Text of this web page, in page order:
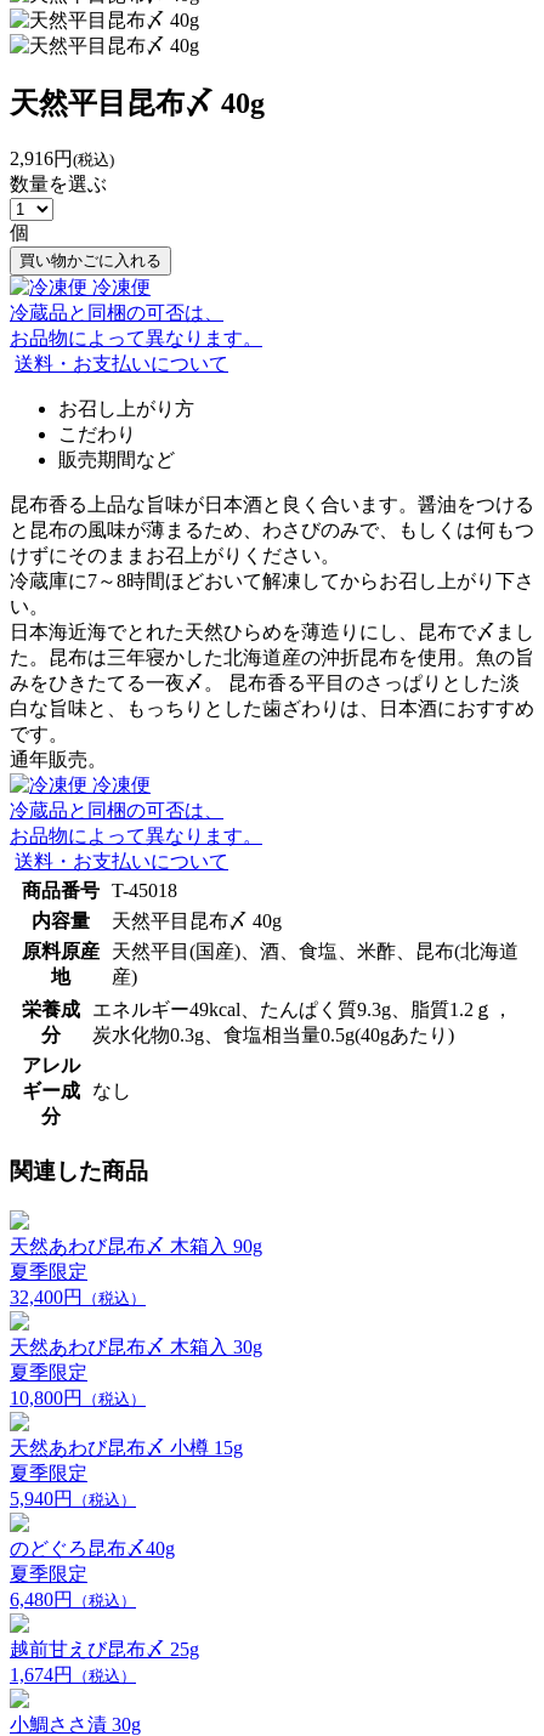
天然平目昆布〆 40g
2,916円 (税込)
数量を選ぶ
個
買い物かごに入れる
冷凍便
冷蔵品と同梱の可否は、
お品物によって異なります。
送料・お支払いについて
お召し上がり方
こだわり
販売期間など
昆布香る上品な旨味が日本酒と良く合います。醤油をつける
と昆布の風味が薄まるため、わさびのみで、もしくは何もつ
けずにそのままお召上がりください。
冷蔵庫に7～8時間ほどおいて解凍してからお召し上がり下さ
い。
日本海近海でとれた天然ひらめを薄造りにし、昆布で〆まし
た。昆布は三年寝かした北海道産の沖折昆布を使用。魚の旨
みをひきたてる一夜〆。 昆布香る平目のさっぱりとした淡
白な旨味と、もっちりとした歯ざわりは、日本酒におすすめ
です。
通年販売。
冷凍便
冷蔵品と同梱の可否は、
お品物によって異なります。
送料・お支払いについて
商品番号
T-45018
内容量
天然平目昆布〆 40g
原料原産
地
天然平目(国産)、酒、食塩、米酢、昆布(北海道
産)
栄養成
分
エネルギー49kcal、たんぱく質9.3g、脂質1.2ｇ，
炭水化物0.3g、食塩相当量0.5g(40gあたり)
アレル
ギー成
分
なし
関連した商品
天然あわび昆布〆 木箱入 90g
夏季限定
32,400円
（税込）
天然あわび昆布〆 木箱入 30g
夏季限定
10,800円
（税込）
天然あわび昆布〆 小樽 15g
夏季限定
5,940円
（税込）
のどぐろ昆布〆40g
夏季限定
6,480円
（税込）
越前甘えび昆布〆 25g
1,674円
（税込）
小鯛ささ漬 30g